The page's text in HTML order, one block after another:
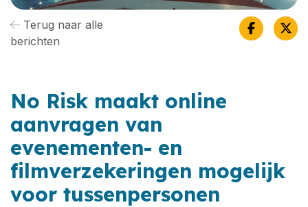
Terug naar alle
berichten
No Risk maakt online
aanvragen van
evenementen- en
filmverzekeringen mogelijk
voor tussenpersonen